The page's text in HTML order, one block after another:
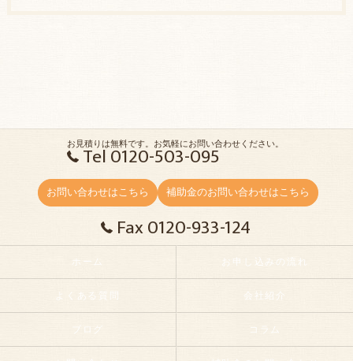
お見積りは無料です。お気軽にお問い合わせください。
Tel 0120-503-095
お問い合わせはこちら 補助金のお問い合わせはこちら
Fax 0120-933-124
ホーム お申し込みの流れ
よくある質問 会社紹介
ブログ コラム